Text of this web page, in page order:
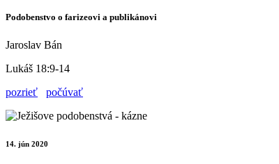
Podobenstvo o farizeovi a publikánovi
Jaroslav Bán
Lukáš 18:9-14
pozrieť
počúvať
14. jún 2020